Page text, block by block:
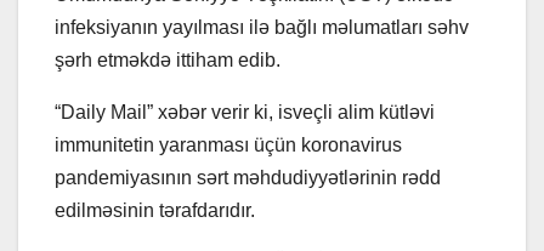
infeksiyanın yayılması ilə bağlı məlumatları səhv
şərh etməkdə ittiham edib.
“Daily Mail” xəbər verir ki, isveçli alim kütləvi
immunitetin yaranması üçün koronavirus
pandemiyasının sərt məhdudiyyətlərinin rədd
edilməsinin tərafdarıdır.